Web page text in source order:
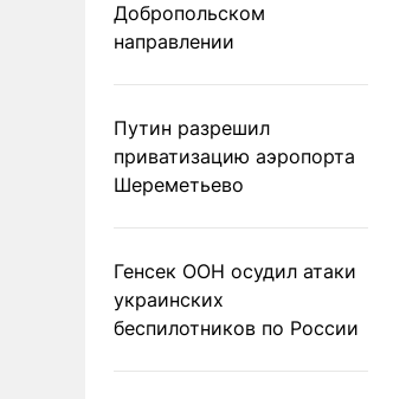
Добропольском
направлении
Путин разрешил
приватизацию аэропорта
Шереметьево
Генсек ООН осудил атаки
украинских
беспилотников по России